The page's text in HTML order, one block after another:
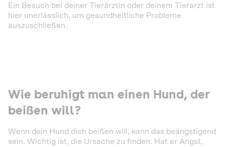
Ein Besuch bei deiner Tierärztin oder deinem Tierarzt ist
hier unerlässlich, um gesundheitliche Probleme
auszuschließen.
Wie beruhigt man einen Hund, der
beißen will?
Wenn dein Hund dich beißen will, kann das beängstigend
sein. Wichtig ist, die Ursache zu finden. Hat er Angst,